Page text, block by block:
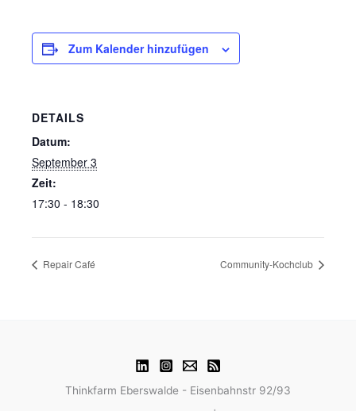
Zum Kalender hinzufügen
DETAILS
Datum:
September 3
Zeit:
17:30 - 18:30
Repair Café Community-Kochclub
Thinkfarm Eberswalde - Eisenbahnstr 92/93